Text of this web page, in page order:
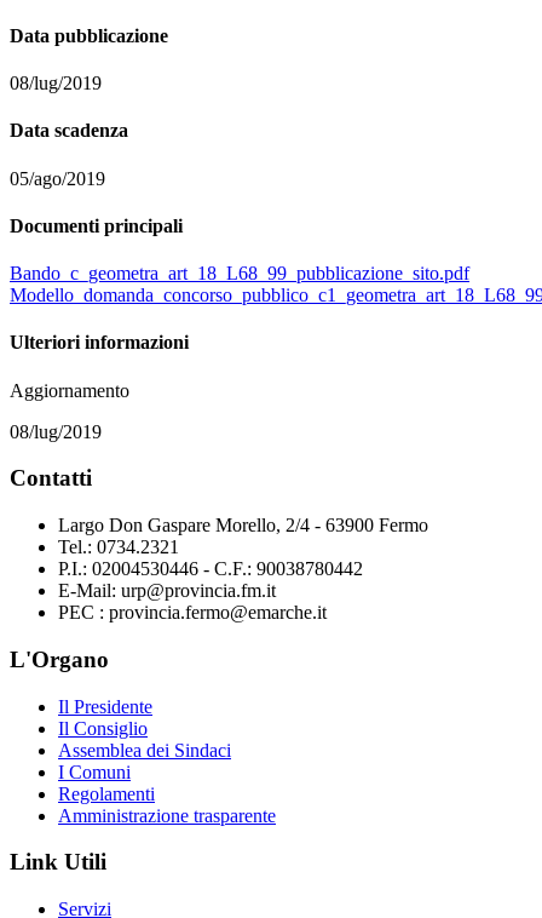
Data pubblicazione
08/lug/2019
Data scadenza
05/ago/2019
Documenti principali
Bando_c_geometra_art_18_L68_99_pubblicazione_sito.pdf
Ulteriori informazioni
Aggiornamento
08/lug/2019
Contatti
Largo Don Gaspare Morello, 2/4 - 63900 Fermo
Tel.: 0734.2321
P.I.: 02004530446 - C.F.: 90038780442
E-Mail: urp@provincia.fm.it
PEC : provincia.fermo@emarche.it
L'Organo
Il Presidente
Il Consiglio
Assemblea dei Sindaci
I Comuni
Regolamenti
Amministrazione trasparente
Link Utili
Servizi